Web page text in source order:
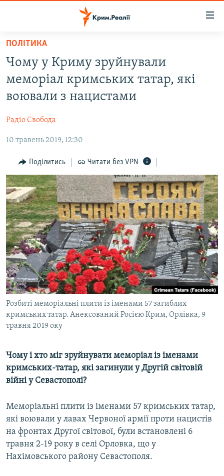
Перейти
основного
матеріалу
до
основної
Перейти
пошуку
ВОДА.КРИМ
ВІДЕО ТА ФОТО
БЛОГИ
ПОГЛЯД
ІНТЕРВ'Ю
ВСЕ ЗА ДЕНЬ
СПЕЦПРОЕКТИ
ДЕПОРТАЦІЯ
ВІДЕОУРОКИ «ELIFBE»
СВІДЧЕННЯ ОКУПАЦІЇ
УКРАЇНСЬКА ПРОБЛЕМА КРИМУ
ІНФОГРАФІКА
ЯК ОБІЙТИ БЛОКУВАННЯ
Русский
Qırımtatar
ДОЛУЧАЙСЯ!
ПОЛІТИКА
Чому у Криму зруйнували
меморіал кримських татар, які
воювали з нацистами
Радіо Свобода
10 травень 2019, 12:30
Поділитись Читати без VPN
Розбиті меморіальні плити із іменами 57 загиблих
кримських татар. Анексований Росією Крим, Орлівка, 9
травня 2019 оку
Чому і хто міг зруйнувати меморіал із іменами
кримських-татар, які загинули у Другій світовій
війні у Севастополі?
Меморіальні плити із іменами 57 кримських татар,
які воювали у лавах Червоної армії проти нацистів
на фронтах Другої світової, були встановлені 6
травня 2-19 року в селі Орловка, що у
Нахімовського району Севастополя.